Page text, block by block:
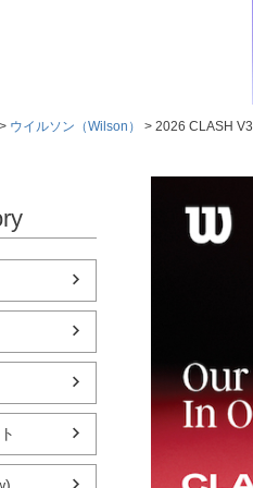
ウイルソン（Wilson） 2026 CLASH